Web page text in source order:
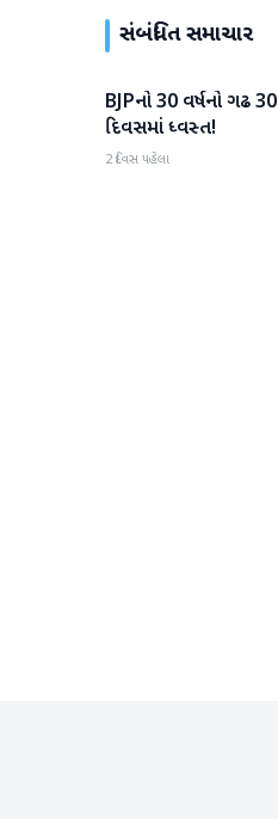
સંબંધિત સમાચાર
રાષ્ટ્રીય
BJPનો 30 વર્ષનો ગઢ 30
દિવસમાં ધ્વસ્ત!
2 દિવસ પહેલા